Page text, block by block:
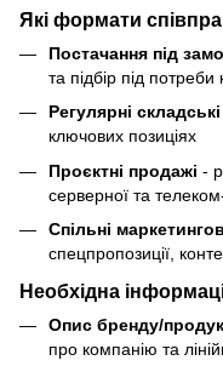
Які формати
Постачання під
та підбір під потреби
Регулярні
ключових позиціях
Проєктні продажі -
серверної та
Спільні
спецпропозиції,
Необхідна
Опис бренду/
про компанію та